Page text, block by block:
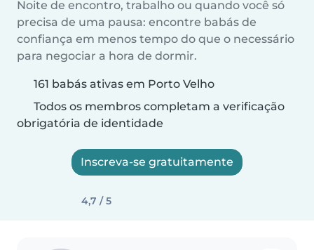
Noite de encontro, trabalho ou quando você só
precisa de uma pausa: encontre babás de
confiança em menos tempo do que o necessário
para negociar a hora de dormir.
161 babás ativas em Porto Velho
Todos os membros completam a verificação
obrigatória de identidade
Inscreva-se gratuitamente
4,7 / 5